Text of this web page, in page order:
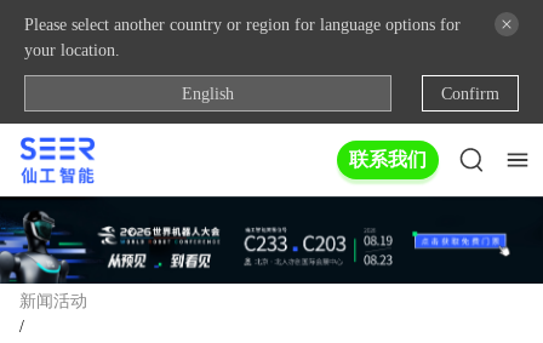
Please select another country or region for language options for
your location.
English Confirm
联系我们
新闻活动
/